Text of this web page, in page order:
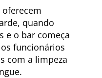
oferecem
quando
e o bar começa
funcionários
com a limpeza